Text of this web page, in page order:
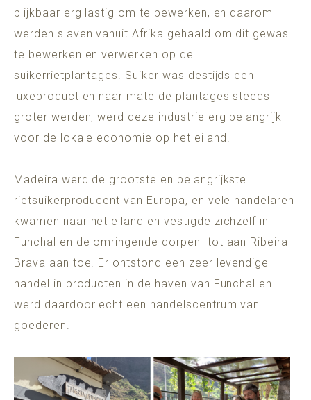
blijkbaar erg lastig om te bewerken, en daarom
werden slaven vanuit Afrika gehaald om dit gewas
te bewerken en verwerken op de
suikerrietplantages. Suiker was destijds een
luxeproduct en naar mate de plantages steeds
groter werden, werd deze industrie erg belangrijk
voor de lokale economie op het eiland.
Madeira werd de grootste en belangrijkste
rietsuikerproducent van Europa, en vele handelaren
kwamen naar het eiland en vestigde zichzelf in
Funchal en de omringende dorpen tot aan Ribeira
Brava aan toe. Er ontstond een zeer levendige
handel in producten in de haven van Funchal en
werd daardoor echt een handelscentrum van
goederen.